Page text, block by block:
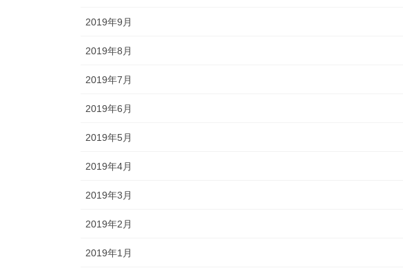
2019年9月
2019年8月
2019年7月
2019年6月
2019年5月
2019年4月
2019年3月
2019年2月
2019年1月